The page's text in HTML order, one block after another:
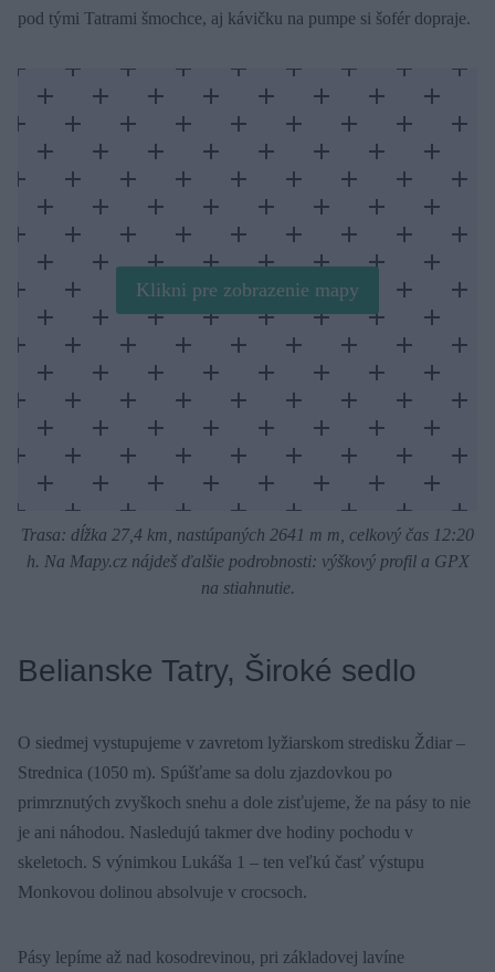
pod tými Tatrami šmochce, aj kávičku na pumpe si šofér dopraje.
Klikni pre zobrazenie mapy
Trasa: dĺžka 27,4 km, nastúpaných 2641 m m, celkový čas 12:20
h. Na Mapy.cz nájdeš ďalšie podrobnosti: výškový profil a GPX
na stiahnutie.
Belianske Tatry, Široké sedlo
O siedmej vystupujeme v zavretom lyžiarskom stredisku Ždiar –
Strednica (1050 m). Spúšťame sa dolu zjazdovkou po
primrznutých zvyškoch snehu a dole zisťujeme, že na pásy to nie
je ani náhodou. Nasledujú takmer dve hodiny pochodu v
skeletoch. S výnimkou Lukáša 1 – ten veľkú časť výstupu
Monkovou dolinou absolvuje v crocsoch.
Pásy lepíme až nad kosodrevinou, pri základovej lavíne